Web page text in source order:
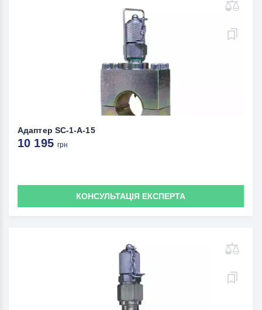
Адаптер SC-1-A-15
10 195грн
КОНСУЛЬТАЦІЯ ЕКСПЕРТА